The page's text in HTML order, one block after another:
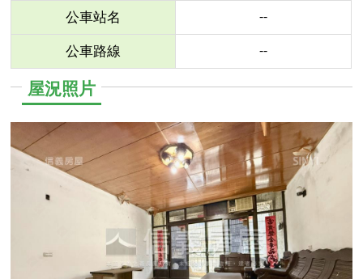
公車站名 --
公車路線 --
屋況照片